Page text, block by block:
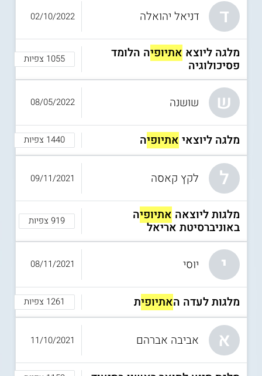
קרן מכבים
קרן מכבים
, המציעה סיוע לסטודנטים יוצאי איראן, מציעה גם
מספר מלגות ליוצאי אתיופיה, המיועדות לסטודנטים לתואר ראשון
(עד שנה ג'), או לתואר שני עם תזה. כמו כן, מתאים הסיוע
לסטודנטים לרפואה, רפואת שיניים, ווטרינריה, החל משנה ד'
ללימודיהם. הקרן מביאה בחשבון את מצבם הסוציו אקונומי של
הסטודנטים, שירות צבאי או לאומי, והגבלת גיל (גיל 26 לתואר
ראשון או 32 לתואר שני).
ד דניאל יהואלה
מלגה ליוצא אתיופיה הלומד
פסיכולוגיה 1055 צפיות
02/10/2022
ש שושנה
מלגה ליוצאי אתיופיה 1440 צפיות
08/05/2022
ל לקץ קאסה
מלגות ליוצאה אתיופיה
באוניברסיטת אריאל 919 צפיות
09/11/2021
י יוסי
מלגות לעדה האתיופית 1261 צפיות
08/11/2021
א אביבה אברהם 11/10/2021